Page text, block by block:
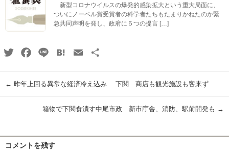
新型コロナウイルスの爆発的感染拡大という重大局面に、
ついにノーベル賞受賞者の科学者たちもたまりかねたのか緊
急共同声明を発し、政府に５つの提言 […]
TwitterFacebook
Line HatenaEmail
← 昨年上回る異常な経済冷え込み 下関 商店も観光施設も客来ず
箱物で下関食潰す中尾市政 新市庁舎、消防、駅前開発も →
コメントを残す